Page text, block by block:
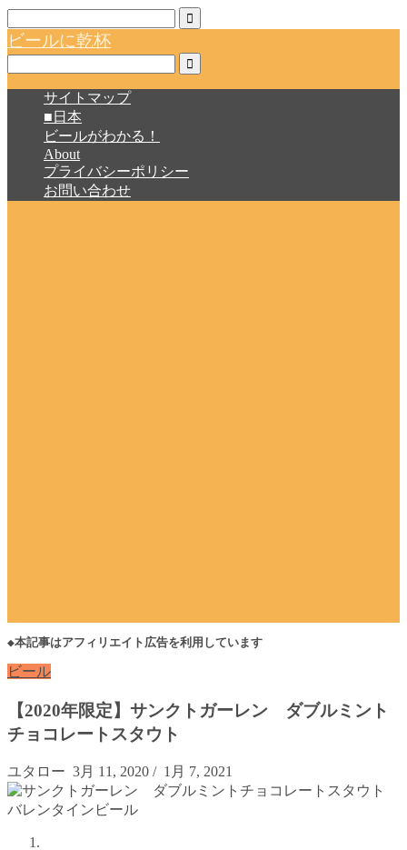
ビールに乾杯
サイトマップ
■日本
ビールがわかる！
About
プライバシーポリシー
お問い合わせ
◆本記事はアフィリエイト広告を利用しています
ビール
【2020年限定】サンクトガーレン ダブルミント
チョコレートスタウト
ユタロー 3月 11, 2020 / 1月 7, 2021